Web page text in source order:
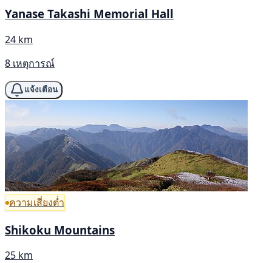
Yanase Takashi Memorial Hall
24 km
8 เหตุการณ์
แจ้งเตือน
ความเสี่ยงต่ำ
Shikoku Mountains
25 km